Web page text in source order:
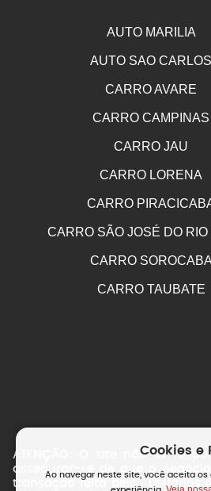
AUTO MARILIA
AUTO SAO CARLOS
CARRO AVARE
CARRO CAMPINAS
CARRO JAU
CARRO LORENA
CARRO
CARRO SÃO JOSÉ DO
CARRO SOROCABA
CARRO TAUBATE
ATENÇÃO: O site não se
assegurar-se de que o
transação feita pelos usuários
Cookies e
Ao navegar neste site, você aceita